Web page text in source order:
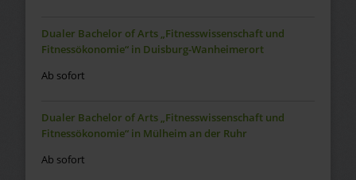
Dualer Bachelor of Arts „Fitnesswissenschaft und
Fitnessökonomie“ in Duisburg-Wanheimerort
Ab sofort
Dualer Bachelor of Arts „Fitnesswissenschaft und
Fitnessökonomie“ in Mülheim an der Ruhr
Ab sofort